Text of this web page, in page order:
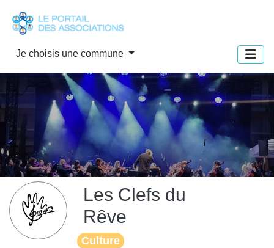
Je choisis une commune
Les Clefs du
Rêve
Culture